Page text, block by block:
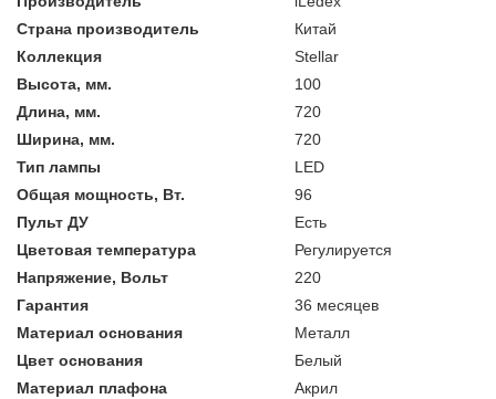
Страна производитель
Китай
Коллекция
Stellar
Высота, мм.
100
Длина, мм.
720
Ширина, мм.
720
Тип лампы
LED
Общая мощность, Вт.
96
Пульт ДУ
Есть
Цветовая температура
Регулируется
Напряжение, Вольт
220
Гарантия
36 месяцев
Материал основания
Металл
Цвет основания
Белый
Материал плафона
Акрил